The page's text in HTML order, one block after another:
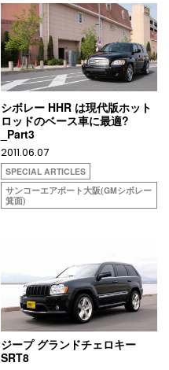
シボレー HHR は現代版ホット
ロッドのベース車に最適?
_Part3
2011.06.07
SPECIAL ARTICLES
サンコーエアポート大阪(GMシボレー
箕面)
ジープ グランドチェロキー
SRT8